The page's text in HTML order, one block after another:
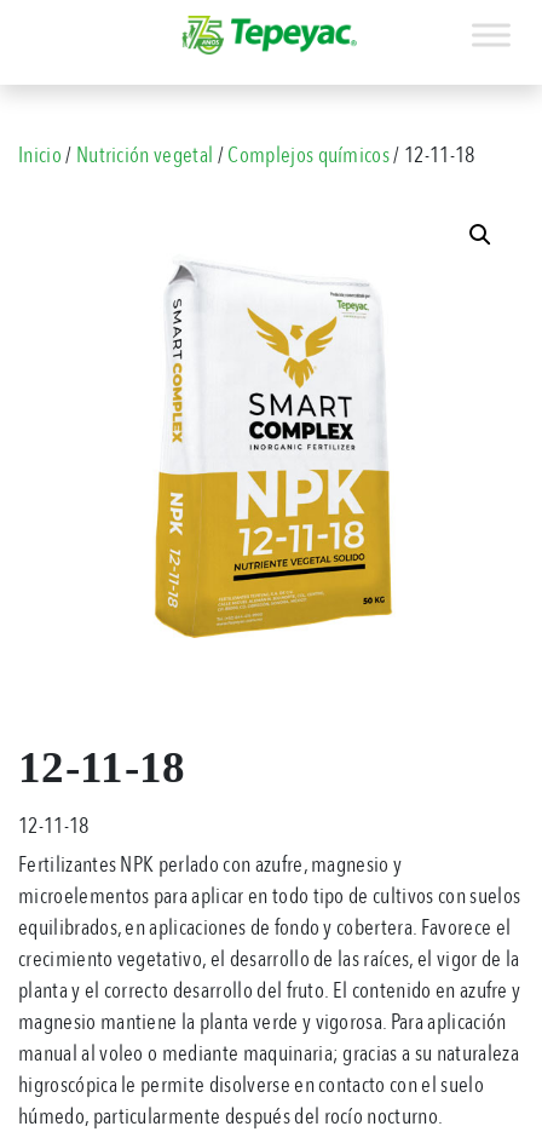
Inicio/ Nutrición vegetal /Complejos químicos/ 12-11-18
12-11-18
12-11-18
Fertilizantes NPK perlado con azufre, magnesio y
microelementos para aplicar en todo tipo de cultivos con suelos
equilibrados, en aplicaciones de fondo y cobertera. Favorece el
crecimiento vegetativo, el desarrollo de las raíces, el vigor de la
planta y el correcto desarrollo del fruto. El contenido en azufre y
magnesio mantiene la planta verde y vigorosa. Para aplicación
manual al voleo o mediante maquinaria; gracias a su naturaleza
higroscópica le permite disolverse en contacto con el suelo
húmedo, particularmente después del rocío nocturno.